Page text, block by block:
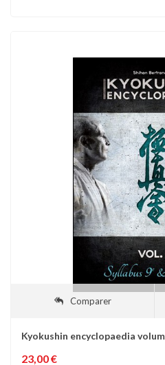
Comparer
Kyokushin encyclopaedia
23,00 €